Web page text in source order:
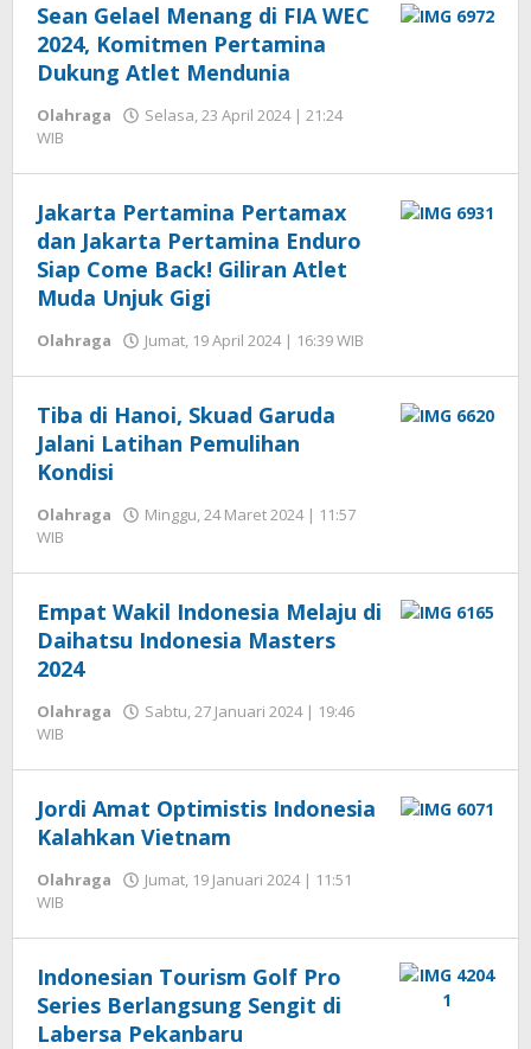
Sean Gelael Menang di FIA WEC
2024, Komitmen Pertamina
Dukung Atlet Mendunia
Olahraga
Selasa, 23 April 2024 | 21:24
WIB
Seprihadi
Jakarta Pertamina Pertamax
dan Jakarta Pertamina Enduro
Siap Come Back! Giliran Atlet
Muda Unjuk Gigi
Olahraga Jumat, 19 April 2024 | 16:39 WIB
Seprihadi
Tiba di Hanoi, Skuad Garuda
Jalani Latihan Pemulihan
Kondisi
Olahraga
Minggu, 24 Maret 2024 | 11:57
WIB
Seprihadi
Empat Wakil Indonesia Melaju di
Daihatsu Indonesia Masters
2024
Olahraga
Sabtu, 27 Januari 2024 | 19:46
WIB
Seprihadi
Jordi Amat Optimistis Indonesia
Kalahkan Vietnam
Olahraga
Jumat, 19 Januari 2024 | 11:51
WIB
Seprihadi
Indonesian Tourism Golf Pro
Series Berlangsung Sengit di
Labersa Pekanbaru